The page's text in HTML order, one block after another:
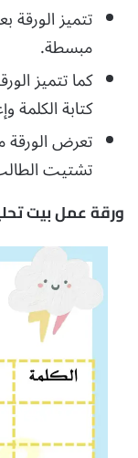
تتميز
مبسطة.
كما تتميز
كتابة الكلمة
تعرض الورقة
تشتيت الطالب
ورقة عمل بيت